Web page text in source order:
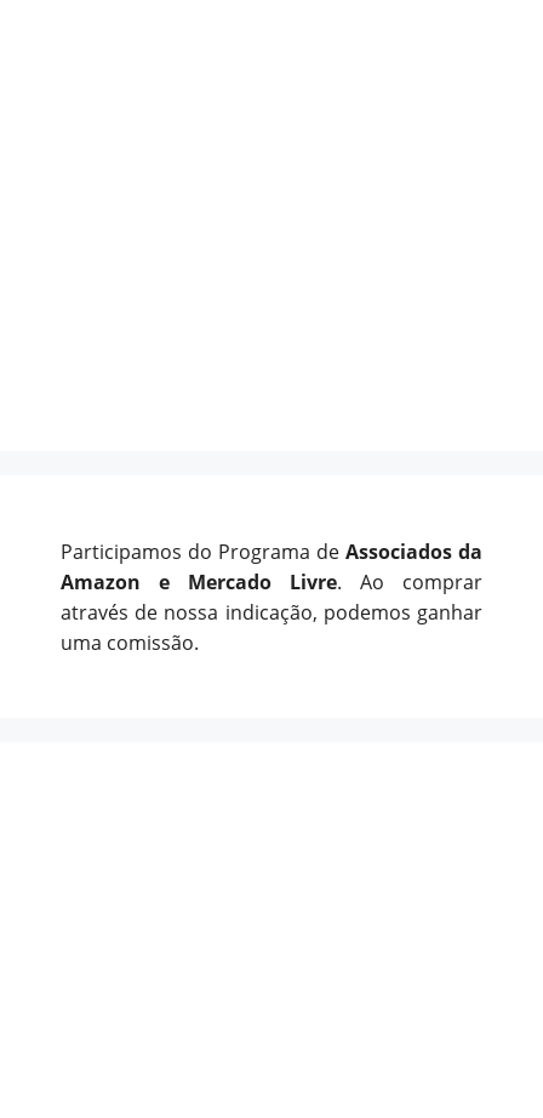
Participamos do Programa de Associados da
Amazon e Mercado Livre. Ao comprar
através de nossa indicação, podemos ganhar
uma comissão.